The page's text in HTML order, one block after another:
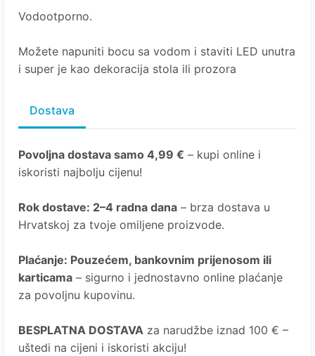
Vodootporno.
Možete napuniti bocu sa vodom i staviti LED unutra
i super je kao dekoracija stola ili prozora
Dostava
Povoljna dostava samo 4,99 € – kupi online i
iskoristi najbolju cijenu!
Rok dostave: 2–4 radna dana – brza dostava u
Hrvatskoj za tvoje omiljene proizvode.
Plaćanje: Pouzećem, bankovnim prijenosom ili
karticama – sigurno i jednostavno online plaćanje
za povoljnu kupovinu.
BESPLATNA DOSTAVA za narudžbe iznad 100 € –
uštedi na cijeni i iskoristi akciju!